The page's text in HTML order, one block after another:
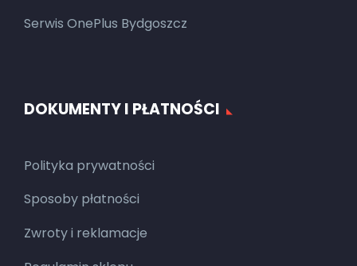
Serwis OnePlus Bydgoszcz
DOKUMENTY I PŁATNOŚCI
Polityka prywatności
Sposoby płatności
Zwroty i reklamacje